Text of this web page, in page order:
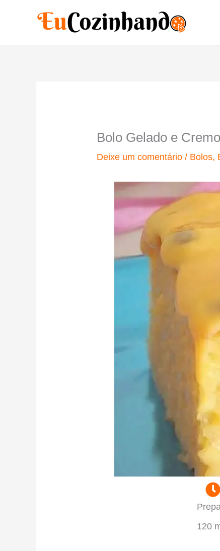
Bolo Gelado e
Deixe um comentário / Bolos,
120